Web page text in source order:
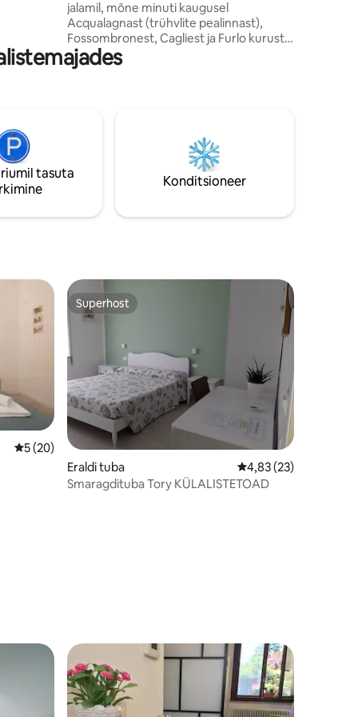
jalamil, mõne minuti kaugusel
Acqualagnast (trühvlite pealinnast),
Fossombronest, Cagliest ja Furlo kurust
(meri on 35 minuti kaugusel). Pakume
kahte magamistuba koos privaatsete
piljard ja grill. Täielikuks lõõgastumiseks
on lisatasu eest saadaval spaapiirkond.
tasuta
Konditsioneer
Keskmine hinnang 5/5, 20 hinnangut
5 (20)
Superhost
Superhost
Eraldi tuba Keskmine hinnang
4,83 (23)
Smaragdituba Tory KÜLALISTETOAD